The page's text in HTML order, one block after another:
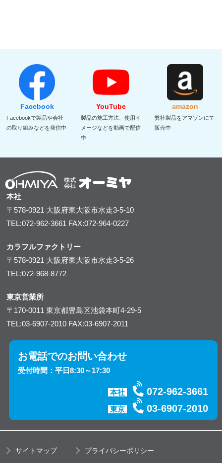
Facebook
Facebookで製品や会社
の取り組みなどを発信中
YouTube
製品の施工方法、使用イ
メージなどを動画で配信
中
amazon
弊社製品をアマゾンにて
販売中
本社
〒578-0921 大阪府東大阪市水走3-5-10
TEL:072-962-3661 FAX:072-964-0227
カラフルファクトリー
〒578-0921 大阪府東大阪市水走3-5-26
TEL:072-968-8772
東京営業所
〒170-0011東京都豊島区池袋本町4-29-5
TEL:03-6907-2010 FAX:03-6907-2011
お電話でのお問い合わせ
受付時間：平日8:30～17:30
本社 072-962-3661
東京 03-6907-2010
サイトマップ プライバシーポリシー